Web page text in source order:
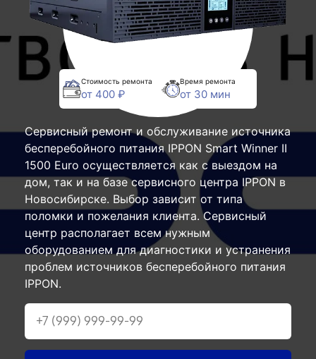
Стоимость ремонта
от 400 ₽
Время ремонта
от 30 мин
Сервисный ремонт и обслуживание источника
бесперебойного питания IPPON Smart Winner II
1500 Euro осуществляется как с выездом на
дом, так и на базе сервисного центра IPPON в
Новосибирске. Выбор зависит от типа
поломки и пожелания клиента. Сервисный
центр располагает всем нужным
оборудованием для диагностики и устранения
проблем источников бесперебойного питания
IPPON.